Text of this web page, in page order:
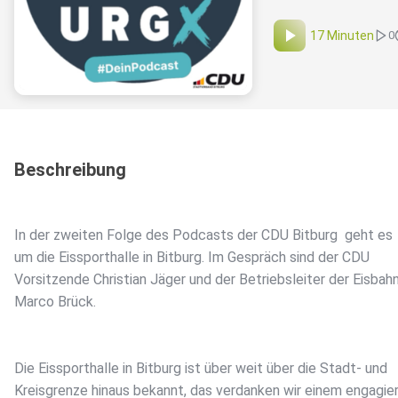
17 Minuten 0
Beschreibung
In der zweiten Folge des Podcasts der CDU Bitburg⁠⁠ geht es
um die Eissporthalle in Bitburg. Im Gespräch sind der CDU
Vorsitzende Christian Jäger und der Betriebsleiter der Eisbahn
Marco Brück.
Die Eissporthalle in Bitburg ist über weit über die Stadt- und
Kreisgrenze hinaus bekannt, das verdanken wir einem